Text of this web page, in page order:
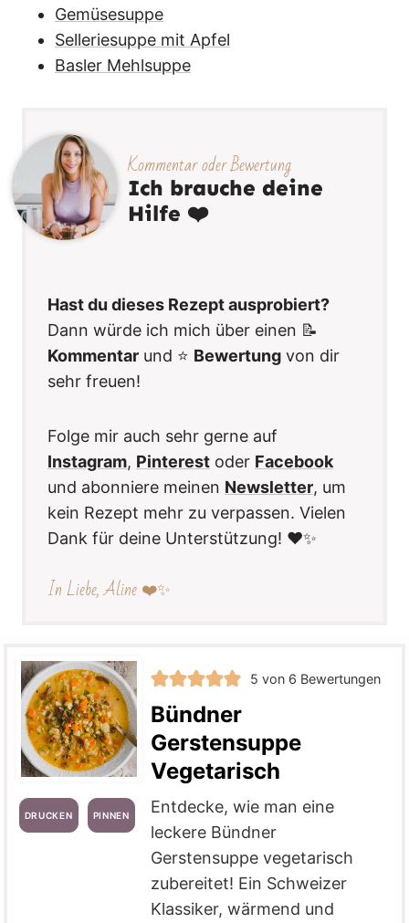
Gemüsesuppe
Selleriesuppe mit Apfel
Basler Mehlsuppe
Kommentar oder Bewertung
Ich brauche deine
Hilfe ❤️
Hast du dieses Rezept ausprobiert?
Dann würde ich mich über einen 📝
Kommentar und ⭐️ Bewertung von dir
sehr freuen!
Folge mir auch sehr gerne auf
Instagram, Pinterest oder Facebook
und abonniere meinen Newsletter, um
kein Rezept mehr zu verpassen. Vielen
Dank für deine Unterstützung! ❤️✨
In Liebe, Aline ❤️✨
DRUCKEN PINNEN
5 von 6 Bewertungen
Bündner
Gerstensuppe
Vegetarisch
Entdecke, wie man eine
leckere Bündner
Gerstensuppe vegetarisch
zubereitet! Ein Schweizer
Klassiker, wärmend und